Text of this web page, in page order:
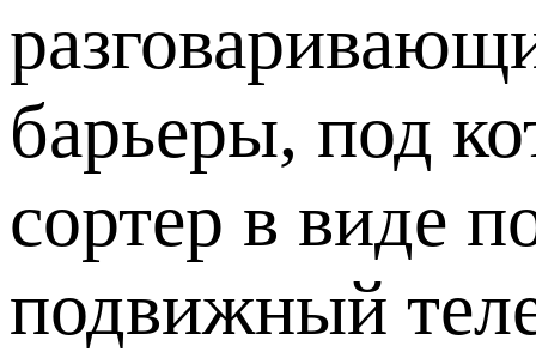
барьеры, под
сортер в виде
подвижный